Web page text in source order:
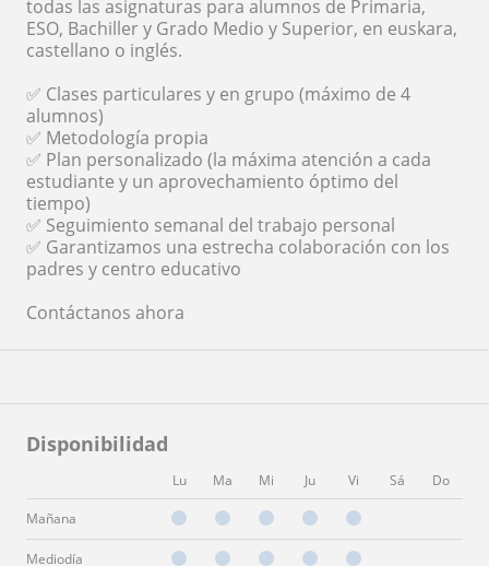
Disponibilidad
Lu Ma Mi Ju Vi Sá Do
Mañana
Mediodía
todas las asignaturas para alumnos de Primaria,
ESO, Bachiller y Grado Medio y Superior, en euskara,
castellano o inglés.
✅ Clases particulares y en grupo (máximo de 4
alumnos)
✅ Metodología propia
✅ Plan personalizado (la máxima atención a cada
estudiante y un aprovechamiento óptimo del
tiempo)
✅ Seguimiento semanal del trabajo personal
✅ Garantizamos una estrecha colaboración con los
padres y centro educativo
Contáctanos ahora